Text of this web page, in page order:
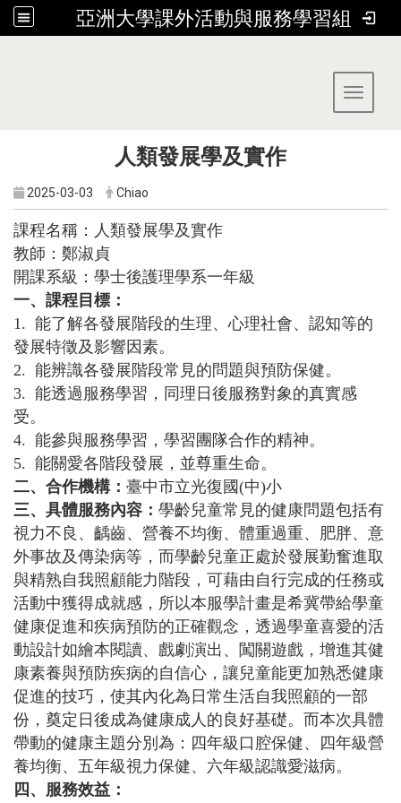
亞洲大學課外活動與服務學習組
Toggle
人類發展學及實作
2025-03-03 Chiao
課程名稱：人類發展學及實作
教師：鄭淑貞
開課系級：學士後護理學系一年級
一、課程目標：
1. 能了解各發展階段的生理、心理社會、認知等的
發展特徵及影響因素。
2. 能辨識各發展階段常見的問題與預防保健。
3. 能透過服務學習，同理日後服務對象的真實感
受。
4. 能參與服務學習，學習團隊合作的精神。
5. 能關愛各階段發展，並尊重生命。
二、合作機構： 臺中市立光復國(中)小
三、具體服務內容： 學齡兒童常見的健康問題包括有
視力不良、齲齒、營養不均衡、體重過重、肥胖、意
外事故及傳染病等，而學齡兒童正處於發展勤奮進取
與精熟自我照顧能力階段，可藉由自行完成的任務或
活動中獲得成就感，所以本服學計畫是希冀帶給學童
健康促進和疾病預防的正確觀念，透過學童喜愛的活
動設計如繪本閱讀、戲劇演出、闖關遊戲，增進其健
康素養與預防疾病的自信心，讓兒童能更加熟悉健康
促進的技巧，使其內化為日常生活自我照顧的一部
份，奠定日後成為健康成人的良好基礎。而本次具體
帶動的健康主題分別為：四年級口腔保健、四年級營
養均衡、五年級視力保健、六年級認識愛滋病。
四、服務效益：